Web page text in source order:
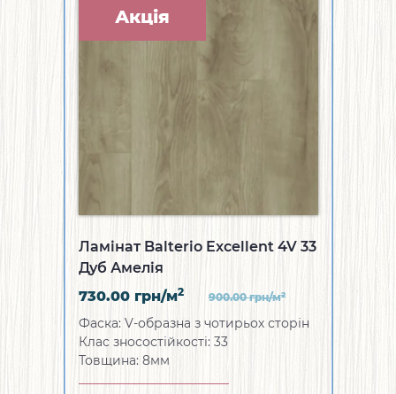
Акція
Ламінат Balterio Excellent 4V 33
Дуб Амелія
730.00 грн/м2 900.00грн/м2
Фаска: V-образна з чотирьох сторін
Клас зносостійкості: 33
Товщина: 8мм